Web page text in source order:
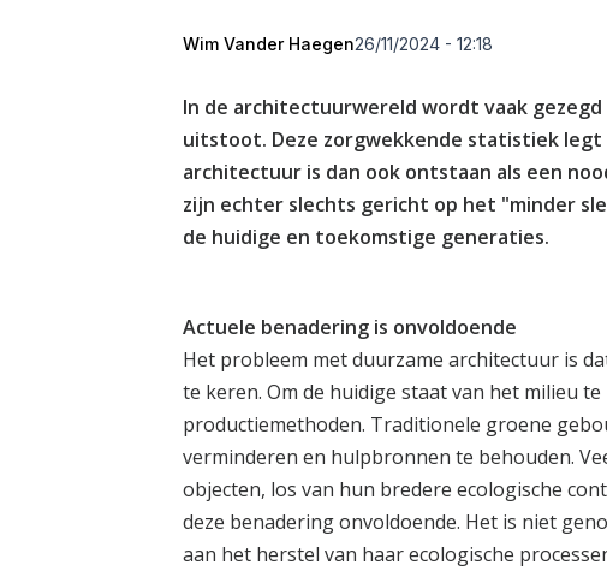
Wim Vander Haegen26/11/2024 - 12:18
In de architectuurwereld wordt vaak
uitstoot. Deze zorgwekkende statistiek legt
architectuur is dan ook ontstaan als een
zijn echter slechts gericht op het "minder
de huidige en toekomstige generaties.
Actuele benadering is onvoldoende
Het probleem met duurzame architectuur is
te keren. Om de huidige staat van het milieu
productiemethoden. Traditionele groene
verminderen en hulpbronnen te behouden.
objecten, los van hun bredere ecologische
deze benadering onvoldoende. Het is niet
aan het herstel van haar ecologische